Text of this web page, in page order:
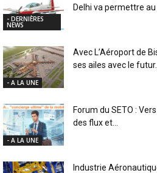
- DERNIÈRES
NEWS
Delhi va permettre au
- A LA UNE
Avec L’Aéroport de
ses ailes avec le futur...
- A LA UNE
Forum du SETO :
des flux et...
Industrie